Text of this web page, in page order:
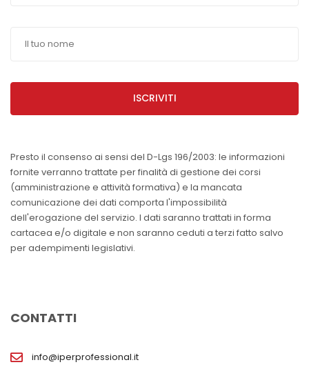
ISCRIVITI
Presto il consenso ai sensi del D-Lgs 196/2003: le informazioni
fornite verranno trattate per finalità di gestione dei corsi
(amministrazione e attività formativa) e la mancata
comunicazione dei dati comporta l'impossibilità
dell'erogazione del servizio. I dati saranno trattati in forma
cartacea e/o digitale e non saranno ceduti a terzi fatto salvo
per adempimenti legislativi.
CONTATTI
info@iperprofessional.it